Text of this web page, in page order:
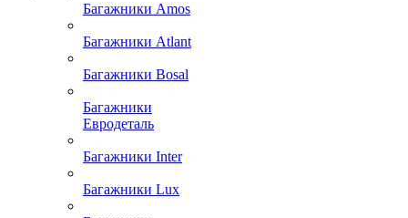
Багажники Amos
Багажники Atlant
Багажники Bosal
Багажники
Евродеталь
Багажники Inter
Багажники Lux